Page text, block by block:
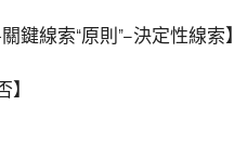
鍵線索“原則”–決定性線索】